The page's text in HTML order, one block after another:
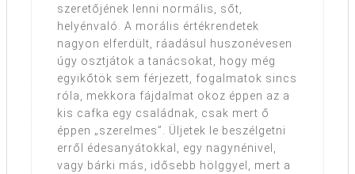
szeretőjének lenni normális, sőt,
helyénvaló. A morális értékrendetek
nagyon elferdült, ráadásul huszonévesen
úgy osztjátok a tanácsokat, hogy még
egyikőtök sem férjezett, fogalmatok sincs
róla, mekkora fájdalmat okoz éppen az a
kis cafka egy családnak, csak mert ő
éppen „szerelmes”. Üljetek le beszélgetni
erről édesanyátokkal, egy nagynénivel,
vagy bárki más, idősebb hölggyel, mert a